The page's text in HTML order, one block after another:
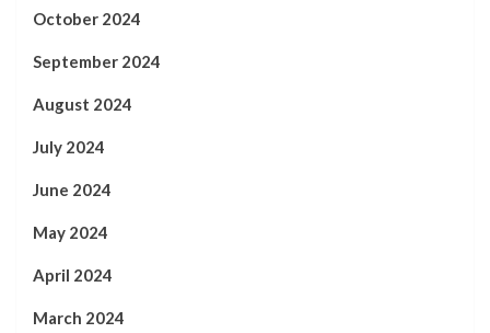
October 2024
September 2024
August 2024
July 2024
June 2024
May 2024
April 2024
March 2024